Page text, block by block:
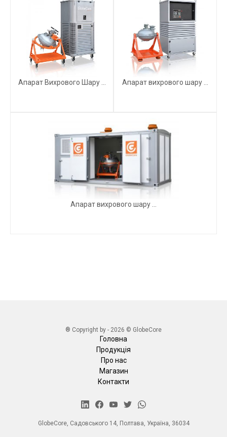
Апарат Вихрового Шару ... Апарат вихрового шару ...
Апарат вихрового шару ...
Головна
Продукція
Про нас
Магазин
Контакти
GlobeCore, Садовського 14, Полтава, Україна, 36034
® Copyright by - 2026 © GlobeCore